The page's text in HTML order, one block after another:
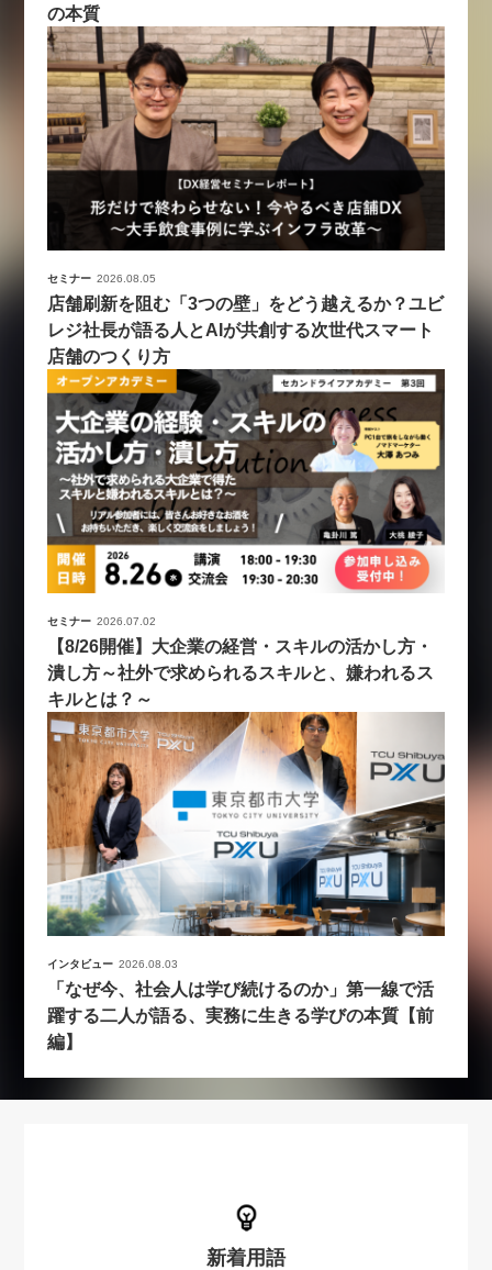
の本質
セミナー 2026.08.05
店舗刷新を阻む「3つの壁」をどう越えるか？ユビ
レジ社長が語る人とAIが共創する次世代スマート
店舗のつくり方
セミナー 2026.07.02
【8/26開催】大企業の経営・スキルの活かし方・
潰し方～社外で求められるスキルと、嫌われるス
キルとは？～
インタビュー 2026.08.03
「なぜ今、社会人は学び続けるのか」第一線で活
躍する二人が語る、実務に生きる学びの本質【前
編】
新着用語